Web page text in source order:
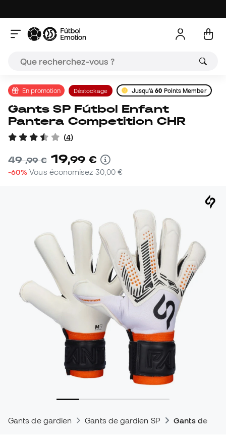
En promotion Déstockage Jusqu'à60 Points Member
Gants SP Fútbol Enfant
Pantera Competition CHR
(4)
49,99 € 19,99 €
-60% Vous économisez 30,00 €
Gants de gardien Gants de gardien SP Gants de